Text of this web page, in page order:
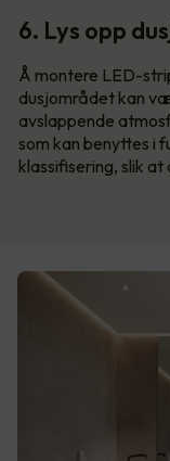
6. Lys opp
Å montere LED-
dusjområdet kan
avslappende
som kan benyttes i
klassifisering, slik